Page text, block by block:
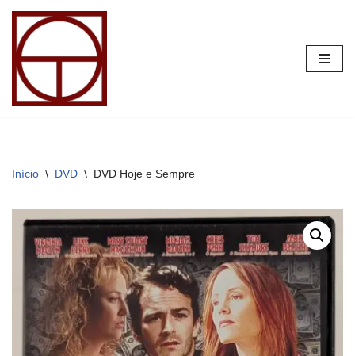
Pular
para
conteúdo
Início \ DVD \ DVD Hoje e Sempre